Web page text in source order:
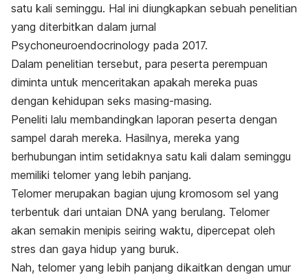
satu kali seminggu. Hal ini diungkapkan sebuah penelitian
yang diterbitkan dalam jurnal
Psychoneuroendocrinology pada 2017.
Dalam penelitian tersebut, para peserta perempuan
diminta untuk menceritakan apakah mereka puas
dengan kehidupan seks masing-masing.
Peneliti lalu membandingkan laporan peserta dengan
sampel darah mereka. Hasilnya, mereka yang
berhubungan intim setidaknya satu kali dalam seminggu
memiliki telomer yang lebih panjang.
Telomer merupakan bagian ujung kromosom sel yang
terbentuk dari untaian DNA yang berulang. Telomer
akan semakin menipis seiring waktu, dipercepat oleh
stres dan gaya hidup yang buruk.
Nah, telomer yang lebih panjang dikaitkan dengan umur